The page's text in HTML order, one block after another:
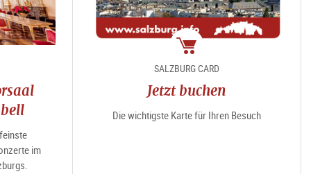
im
Package
SALZBURG CARD
Jetzt buchen
Die wichtigste Karte für Ihren Besuch